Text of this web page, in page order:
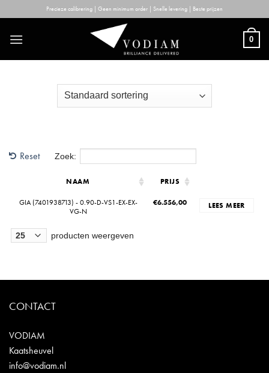
to
content
Precieze calibrering | Geen minimum order | Snelle levering | Beste prijzen
0
Reset Zoek:
NAAM PRIJS
GIA (7401938713) - 0.90-D-VS1-EX-EX-
VG-N
€6.556,00 LEES MEER
producten weergeven
CONTACT
VODIAM
Kaatsheuvel
info@vodiam.nl